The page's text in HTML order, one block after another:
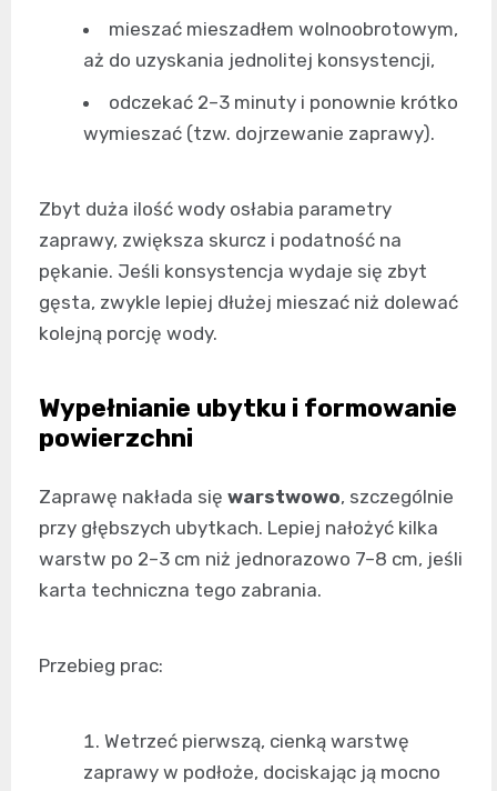
mieszać mieszadłem wolnoobrotowym,
aż do uzyskania jednolitej konsystencji,
odczekać 2–3 minuty i ponownie krótko
wymieszać (tzw. dojrzewanie zaprawy).
Zbyt duża ilość wody osłabia parametry
zaprawy, zwiększa skurcz i podatność na
pękanie. Jeśli konsystencja wydaje się zbyt
gęsta, zwykle lepiej dłużej mieszać niż dolewać
kolejną porcję wody.
Wypełnianie ubytku i formowanie
powierzchni
Zaprawę nakłada się warstwowo, szczególnie
przy głębszych ubytkach. Lepiej nałożyć kilka
warstw po 2–3 cm niż jednorazowo 7–8 cm, jeśli
karta techniczna tego zabrania.
Przebieg prac:
Wetrzeć pierwszą, cienką warstwę
zaprawy w podłoże, dociskając ją mocno